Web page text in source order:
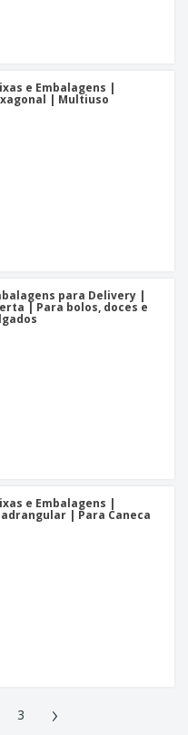
e Embalagens |
| Multiuso
para Delivery |
| Para bolos, doces e
e Embalagens |
| Para Caneca
3 ›